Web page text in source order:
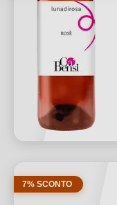
7% SCONTO